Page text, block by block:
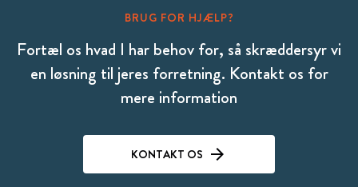
BRUG FOR HJÆLP?
Fortæl os hvad I har behov for, så skræddersyr vi
en løsning til jeres forretning. Kontakt os for
mere information
KONTAKT OS